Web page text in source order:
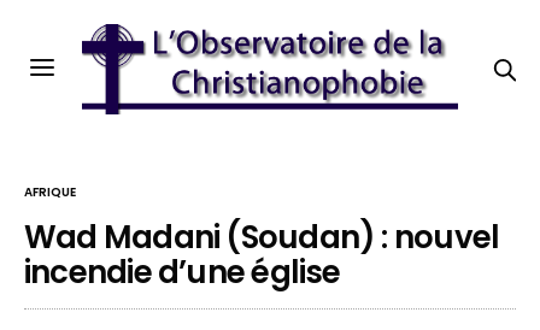
AFRIQUE
Wad Madani (Soudan) : nouvel
incendie d’une église